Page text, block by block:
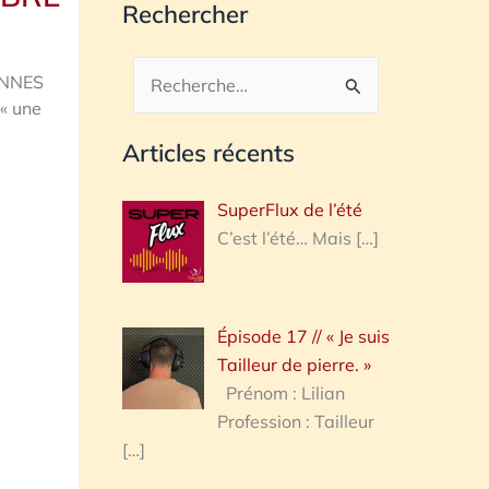
une
Rechercher
Rechercher :
Articles récents
SuperFlux de l’été
C’est l’été… Mais […]
Épisode 17 // « Je suis
Tailleur de pierre. »
Prénom : Lilian
Profession : Tailleur
[…]